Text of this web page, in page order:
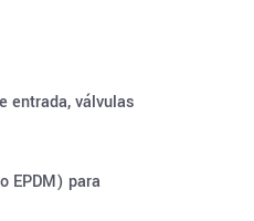
entrada, válvulas
EPDM) para